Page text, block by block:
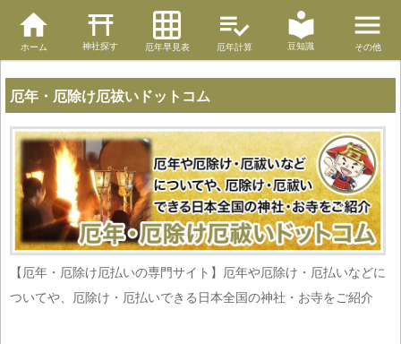
ホーム 神社探す 厄年早見表 厄年計算 豆知識 その他
厄年・厄除け厄祓いドットコム
【厄年・厄除け厄払いの専門サイト】厄年や厄除け・厄払いなどに
ついてや、厄除け・厄払いできる日本全国の神社・お寺をご紹介